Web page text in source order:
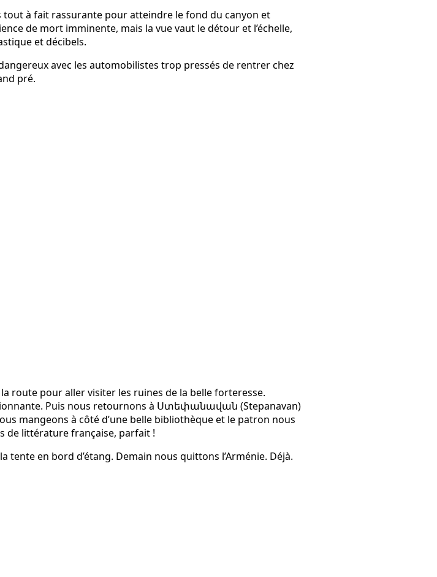
tout à fait rassurante pour atteindre le fond du canyon et
de mort imminente, mais la vue vaut le détour et l’échelle,
et décibels.
avec les automobilistes trop pressés de rentrer chez
pré.
route pour aller visiter les ruines de la belle forteresse.
Puis nous retournons à Ստեփանավան (Stepanavan)
mangeons à côté d’une belle bibliothèque et le patron nous
de littérature française, parfait !
en bord d’étang. Demain nous quittons l’Arménie. Déjà.